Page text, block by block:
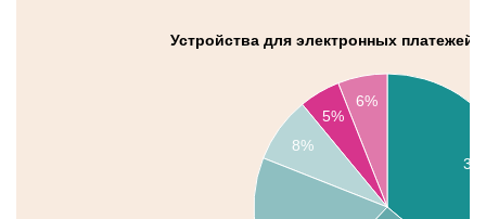
Устройства для электронных платежей,
6%
5%
8%